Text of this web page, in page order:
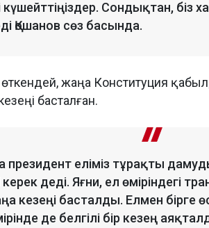
күшейттіңіздер. Сондықтан, біз
Қошанов сөз басында.
жаңа Конституция
басталған.
президент еліміз тұрақты
деді. Яғни, ел өміріндегі
кезеңі басталды. Елмен бірге
де белгілі бір кезең